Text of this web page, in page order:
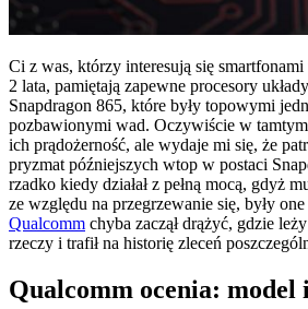
Ci z was, którzy interesują się smartfonami
2 lata, pamiętają zapewne procesory
Snapdragon 865, które były topowymi
pozbawionymi wad. Oczywiście w tamtym
ich prądożerność, ale wydaje mi się, że
pryzmat późniejszych wtop w postaci
rzadko kiedy działał z pełną mocą, gdyż
ze względu na przegrzewanie się, były
Qualcomm chyba zaczął drążyć, gdzie
rzeczy i trafił na historię zleceń
Qualcomm ocenia: model